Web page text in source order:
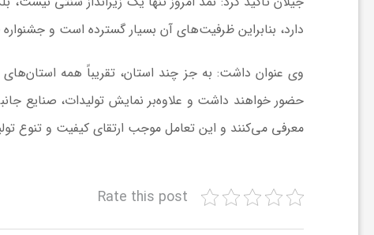
دارد، بنابراین ظرفیت‌های آن بسیار گسترده است و
وی عنوان داشت: به جز چند استان، تقریباً همه استان‌های
حضور خواهند داشت و علاوه‌بر نمایش تولیدات، صنایع
معرفی می‌کنند و این تعامل موجب ارتقای کیفیت و تنوع
Rate this post